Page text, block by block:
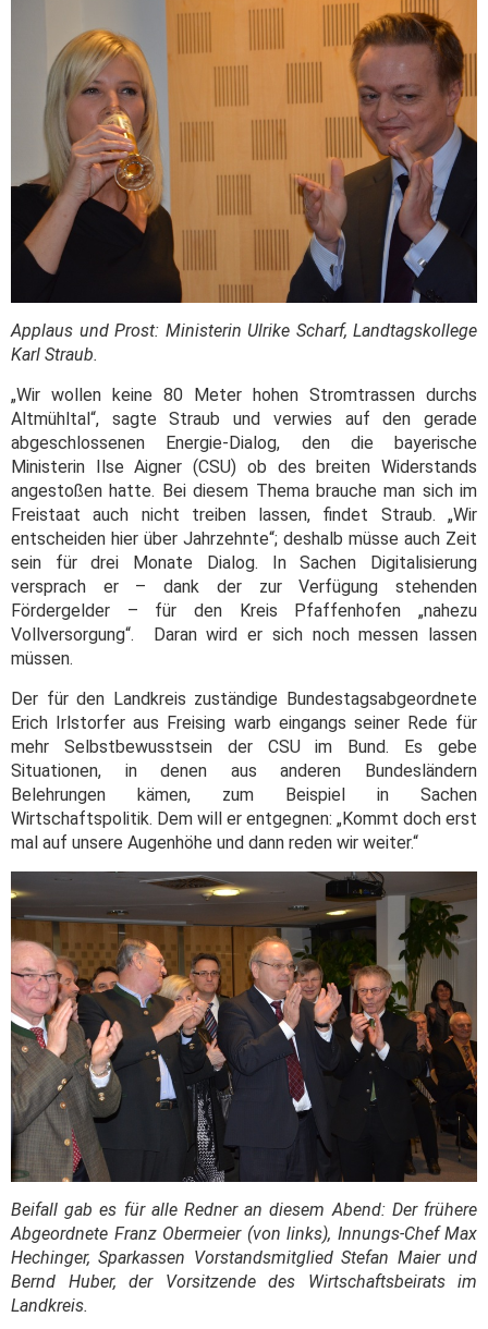
Applaus und Prost: Ministerin Ulrike Scharf, Landtagskollege
Karl Straub.
„Wir wollen keine 80 Meter hohen Stromtrassen durchs
Altmühltal“, sagte Straub und verwies auf den gerade
abgeschlossenen Energie-Dialog, den die bayerische
Ministerin Ilse Aigner (CSU) ob des breiten Widerstands
angestoßen hatte. Bei diesem Thema brauche man sich im
Freistaat auch nicht treiben lassen, findet Straub. „Wir
entscheiden hier über Jahrzehnte“; deshalb müsse auch Zeit
sein für drei Monate Dialog. In Sachen Digitalisierung
versprach er – dank der zur Verfügung stehenden
Fördergelder – für den Kreis Pfaffenhofen „nahezu
Vollversorgung“. Daran wird er sich noch messen lassen
müssen.
Der für den Landkreis zuständige Bundestagsabgeordnete
Erich Irlstorfer aus Freising warb eingangs seiner Rede für
mehr Selbstbewusstsein der CSU im Bund. Es gebe
Situationen, in denen aus anderen Bundesländern
Belehrungen kämen, zum Beispiel in Sachen
Wirtschaftspolitik. Dem will er entgegnen: „Kommt doch erst
mal auf unsere Augenhöhe und dann reden wir weiter.“
Beifall gab es für alle Redner an diesem Abend: Der frühere
Abgeordnete Franz Obermeier (von links), Innungs-Chef Max
Hechinger, Sparkassen Vorstandsmitglied Stefan Maier und
Bernd Huber, der Vorsitzende des Wirtschaftsbeirats im
Landkreis.